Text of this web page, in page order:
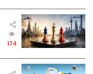
174